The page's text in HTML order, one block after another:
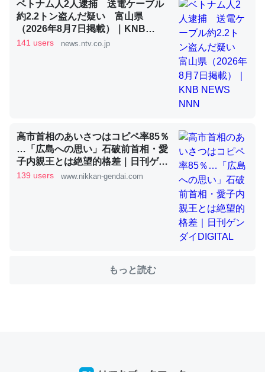
利だから両方が拮抗してるのでは」とあって面白い。海に
いる鋏角類（カブトガニ・ウミグモ）はカルシウムを使わ
ずキチンを強化してる筈だが、酵素が違うのか？
─ニュース :: 【研究発表】昆虫学の大問題＝「昆虫はなぜ海にいな
これを元に考えるとカルシウムを大量に使う脊椎動物と貝
類は苦労してるんだな…。腹足類だと殻を無くしてナメク
ジになったり努力してるし。
─ニュース :: 【研究発表】昆虫学の大問題＝「昆虫はなぜ海にいな
ウチもEchoを実家に置いて４年。でたまに覗いてる。ぼ
ベトナム人2人逮捕 送電ケーブル
約2.2トン盗んだ疑い 富山県
（2026年8月7日掲載）｜KNB
NEWS NNN
141 users news.ntv.co.jp
高市首相のあいさつはコピペ率85％
…「広島への思い」石破前首相・愛
子内親王とは絶望的格差｜日刊ゲン
ダイDIGITAL
139 users www.nikkan-gendai.com
もっと読む